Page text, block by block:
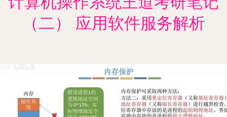
（二） 应用软件服务解析